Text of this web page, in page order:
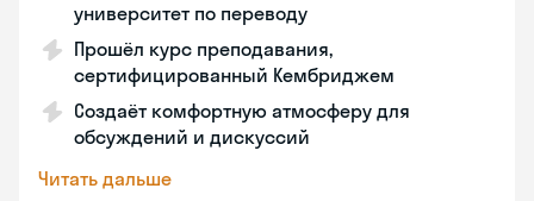
университет по переводу
Прошёл курс преподавания,
сертифицированный Кембриджем
Создаёт комфортную атмосферу для
обсуждений и дискуссий
Читать дальше